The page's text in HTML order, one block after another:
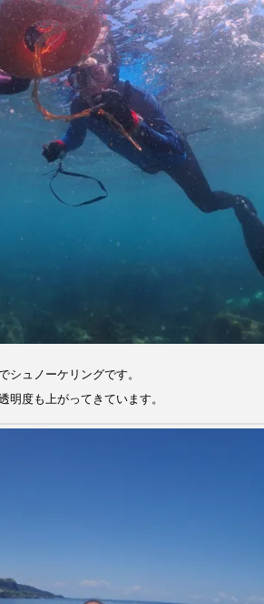
シュノーケリングです。
明度も上がってきています。